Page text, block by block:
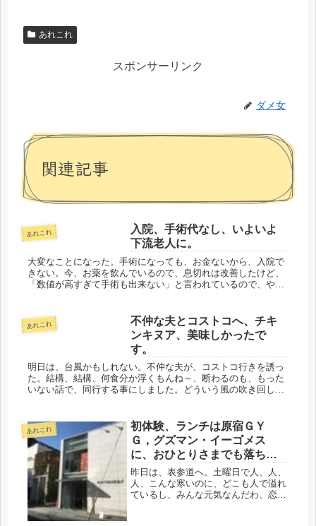
あれこれ
スポンサーリンク
ダメ女
関連記事
あれこれ
入院、手術代なし、いよいよ
下流老人に。
大変なことになった。手術になっても、お金ないから、入院で
きない。今、お薬を飲んでいるので、息切れは改善したけど、
「数値が高すぎて手術も出来ない」と言われているので、やっ
あれこれ
不仲な夫とコストコへ、チキ
ンキヌア、美味しかったで
す。
明日は、台風かもしれない。不仲な夫が、コストコ行きを誘っ
た。結構、結構、何食分か浮くもんね～、断わるのも、もった
いない話で、同行する事にしました。どういう風の吹き回しな
あれこれ
初体験、ランチは原宿ＧＹ
Ｇ，グズマン・イーゴメス
に、おひとりさまでも落ちつ
けました。
昨日は、表参道へ。土曜日で人、人、
人、こんな寒いのに、どこも人で溢れ
ているし、みんな元気なんだわ、恋